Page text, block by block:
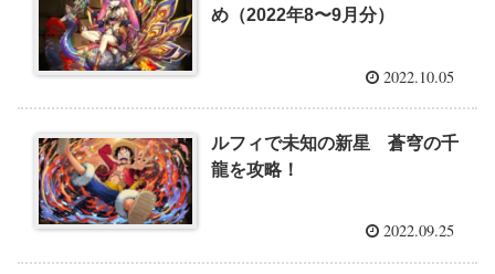
め（2022年8〜9月分）
2022.10.05
ルフィで未知の新星 蒼穹の千
龍を攻略！
2022.09.25